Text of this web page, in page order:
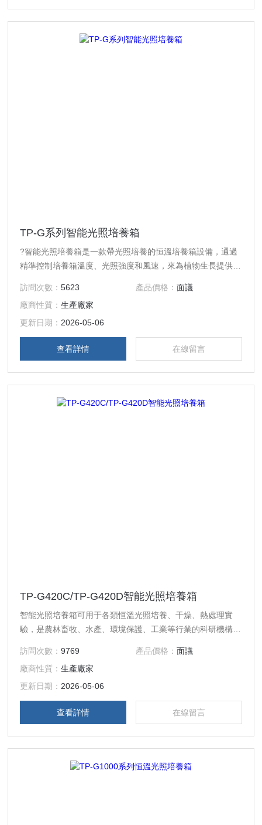
TP-G系列智能光照培養箱
?智能光照培養箱是一款帶光照培養的恒溫培養箱設備，通過
精準控制培養箱溫度、光照強度和風速，來為植物生長提供一
訪問次數：5623 產品價格： 面議
廠商性質：生產廠家
更新日期： 2026-05-06
查看詳情 在線留言
TP-G420C/TP-G420D智能光照培養箱
智能光照培養箱可用于各類恒溫光照培養、干燥、熱處理實
驗，是農林畜牧、水產、環境保護、工業等行業的科研機構、
訪問次數：9769 產品價格： 面議
廠商性質：生產廠家
更新日期： 2026-05-06
查看詳情 在線留言